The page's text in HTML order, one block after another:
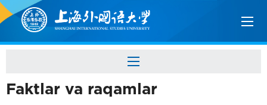
Faktlar va raqamlar